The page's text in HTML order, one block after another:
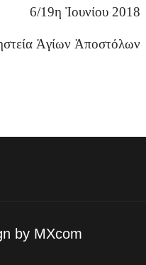
6/19η Ἰουνίου 2018
Ἁγίων Ἀποστόλων
by MXcom